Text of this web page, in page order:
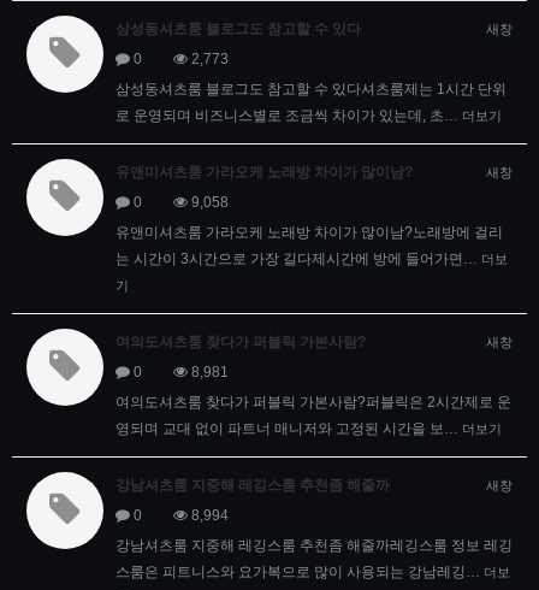
새창
삼성동셔츠룸 블로그도 참고할 수 있다
0
2,773
삼성동셔츠룸 블로그도 참고할 수 있다셔츠룸제는 1시간 단위
로 운영되며 비즈니스별로 조금씩 차이가 있는데, 초… 더보기
새창
유앤미셔츠룸 가라오케 노래방 차이가 많이남?
0
9,058
유앤미셔츠룸 가라오케 노래방 차이가 많이남?노래방에 걸리
는 시간이 3시간으로 가장 길다제시간에 방에 들어가면… 더보
기
새창
여의도셔츠룸 찾다가 퍼블릭 가본사람?
0
8,981
여의도셔츠룸 찾다가 퍼블릭 가본사람?퍼블릭은 2시간제로 운
영되며 교대 없이 파트너 매니저와 고정된 시간을 보… 더보기
새창
강남셔츠룸 지중해 레깅스룸 추천좀 해줄까
0
8,994
강남셔츠룸 지중해 레깅스룸 추천좀 해줄까레깅스룸 정보 레깅
스룸은 피트니스와 요가복으로 많이 사용되는 강남레깅… 더보